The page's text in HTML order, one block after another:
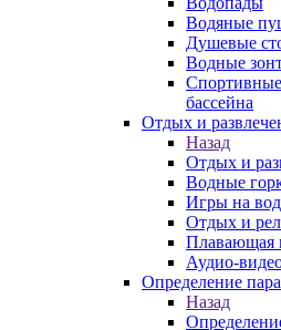
Водяные
Душевые
Водные
бассейна
Отдых и
Назад
Отдых и
Водные
Игры на
Отдых и
Плавающая
Аудио-
Определение
Назад